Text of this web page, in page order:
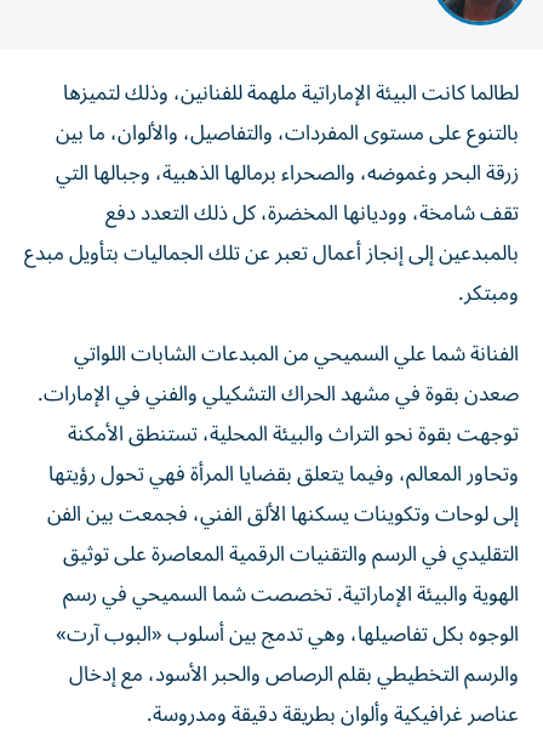
لطالما كانت البيئة الإماراتية ملهمة للفنانين، وذلك لتميزها
بالتنوع على مستوى المفردات، والتفاصيل، والألوان، ما بين
زرقة البحر وغموضه، والصحراء برمالها الذهبية، وجبالها التي
تقف شامخة، ووديانها المخضرة، كل ذلك التعدد دفع
بالمبدعين إلى إنجاز أعمال تعبر عن تلك الجماليات بتأويل مبدع
ومبتكر.
الفنانة شما علي السميحي من المبدعات الشابات اللواتي
صعدن بقوة في مشهد الحراك التشكيلي والفني في الإمارات.
توجهت بقوة نحو التراث والبيئة المحلية، تستنطق الأمكنة
وتحاور المعالم، وفيما يتعلق بقضايا المرأة فهي تحول رؤيتها
إلى لوحات وتكوينات يسكنها الألق الفني، فجمعت بين الفن
التقليدي في الرسم والتقنيات الرقمية المعاصرة على توثيق
الهوية والبيئة الإماراتية. تخصصت شما السميحي في رسم
الوجوه بكل تفاصيلها، وهي تدمج بين أسلوب «البوب آرت»
والرسم التخطيطي بقلم الرصاص والحبر الأسود، مع إدخال
عناصر غرافيكية وألوان بطريقة دقيقة ومدروسة.